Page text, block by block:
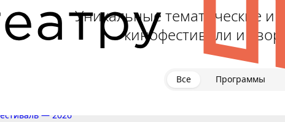
Уникальные тематические
кинофестивали и
Все Программы